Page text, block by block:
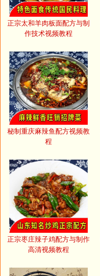
正宗太和羊肉板面配方与制
作技术视频教程
秘制重庆麻辣鱼配方视频教
程
正宗枣庄辣子鸡配方与制作
高清视频教程